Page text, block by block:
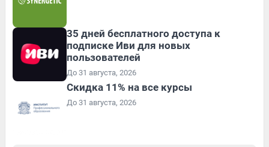
35 дней бесплатного доступа к
подписке Иви для новых
пользователей
До 31 августа, 2026
Скидка 11% на все курсы
До 31 августа, 2026